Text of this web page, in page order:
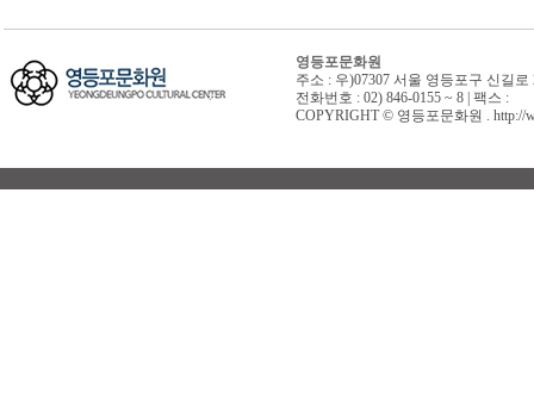
영등포문화원
주소 : 우)07307 서울 영등포구 신길
전화번호 : 02) 846-0155 ~ 8 | 팩스 :
COPYRIGHT © 영등포문화원 . http://